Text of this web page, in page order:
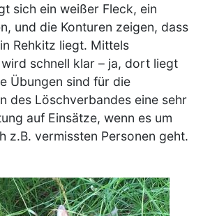
sich ein weißer Fleck, ein
und die Konturen zeigen, dass
Rehkitz liegt. Mittels
schnell klar – ja, dort liegt
Übungen sind für die
des Löschverbandes eine sehr
auf Einsätze, wenn es um
z.B. vermissten Personen geht.